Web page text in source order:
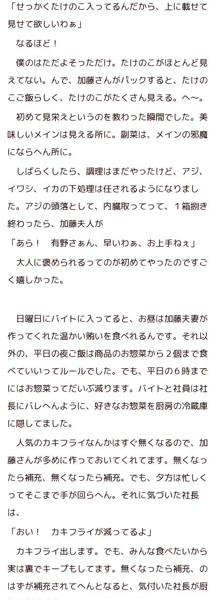
「せっかくたけのこ入ってるんだから、上に載せて
見せて欲しいわぁ」
なるほど！
僕のはただよそっただけ。たけのこがほとんど見
えてない。んで、加藤さんがパックすると、たけの
こご飯らしく、たけのこがたくさん見える。へ〜。
初めて見栄えというのを教わった瞬間でした。美
味しいメインは見える所に。副菜は、メインの邪魔
にならへん所に。
しばらくしたら、調理はまだやったけど、アジ、
イワシ、イカの下処理は任されるようになりまし
た。アジの頭落として、内臓取ってって、１箱捌き
終わったら、加藤夫人が
「あら！ 有野さぁん、早いわぁ、お上手ねぇ」
大人に褒められるってのが初めてやったのですご
く嬉しかった。
日曜日にバイトに入ってると、お昼は加藤夫妻が
作ってくれた温かい賄いを食べれるんです。それ以
外の、平日の夜ご飯は商品のお惣菜から２個まで食
べていいってルールでした。でも、平日の６時まで
にはお惣菜ってだいぶ減ります。バイトと社員は社
長にバレへんように、好きなお惣菜を厨房の冷蔵庫
に隠してました。
人気のカキフライなんかはすぐ無くなるので、加
藤さんが多めに作っておいてくれてます。無くなっ
たら補充、無くなったら補充。でも、夕方は忙しく
ってそこまで手が回らへん。それに気づいた社長
は、
「おい！ カキフライが減ってるよ」
カキフライ出します。でも、みんな食べたいから
実は裏でキープもしてます。無くなったら補充、の
はずが補充されてへんとなると、気付いた社長が厨